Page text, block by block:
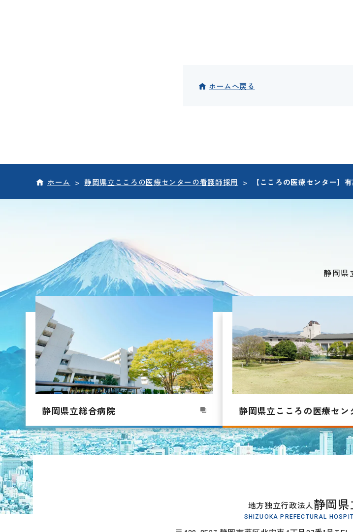
ホームへ戻る
ホーム >静岡県立こころの医療センターの看護師採用 > 【こころの医療センター】
静岡県
静岡県立総合病院 静岡県立こころの医療セン
地方独立行政法人静岡
SHIZUOKA PREFECTURAL